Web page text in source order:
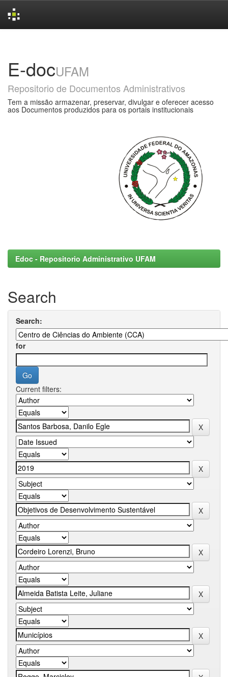
E-docUFAM
Repositorio de Documentos Administrativos
Tem a missão armazenar, preservar, divulgar e oferecer acesso
aos Documentos produzidos para os portais institucionais
Edoc - Repositorio Administrativo UFAM
Search
Search:
for
Current filters: